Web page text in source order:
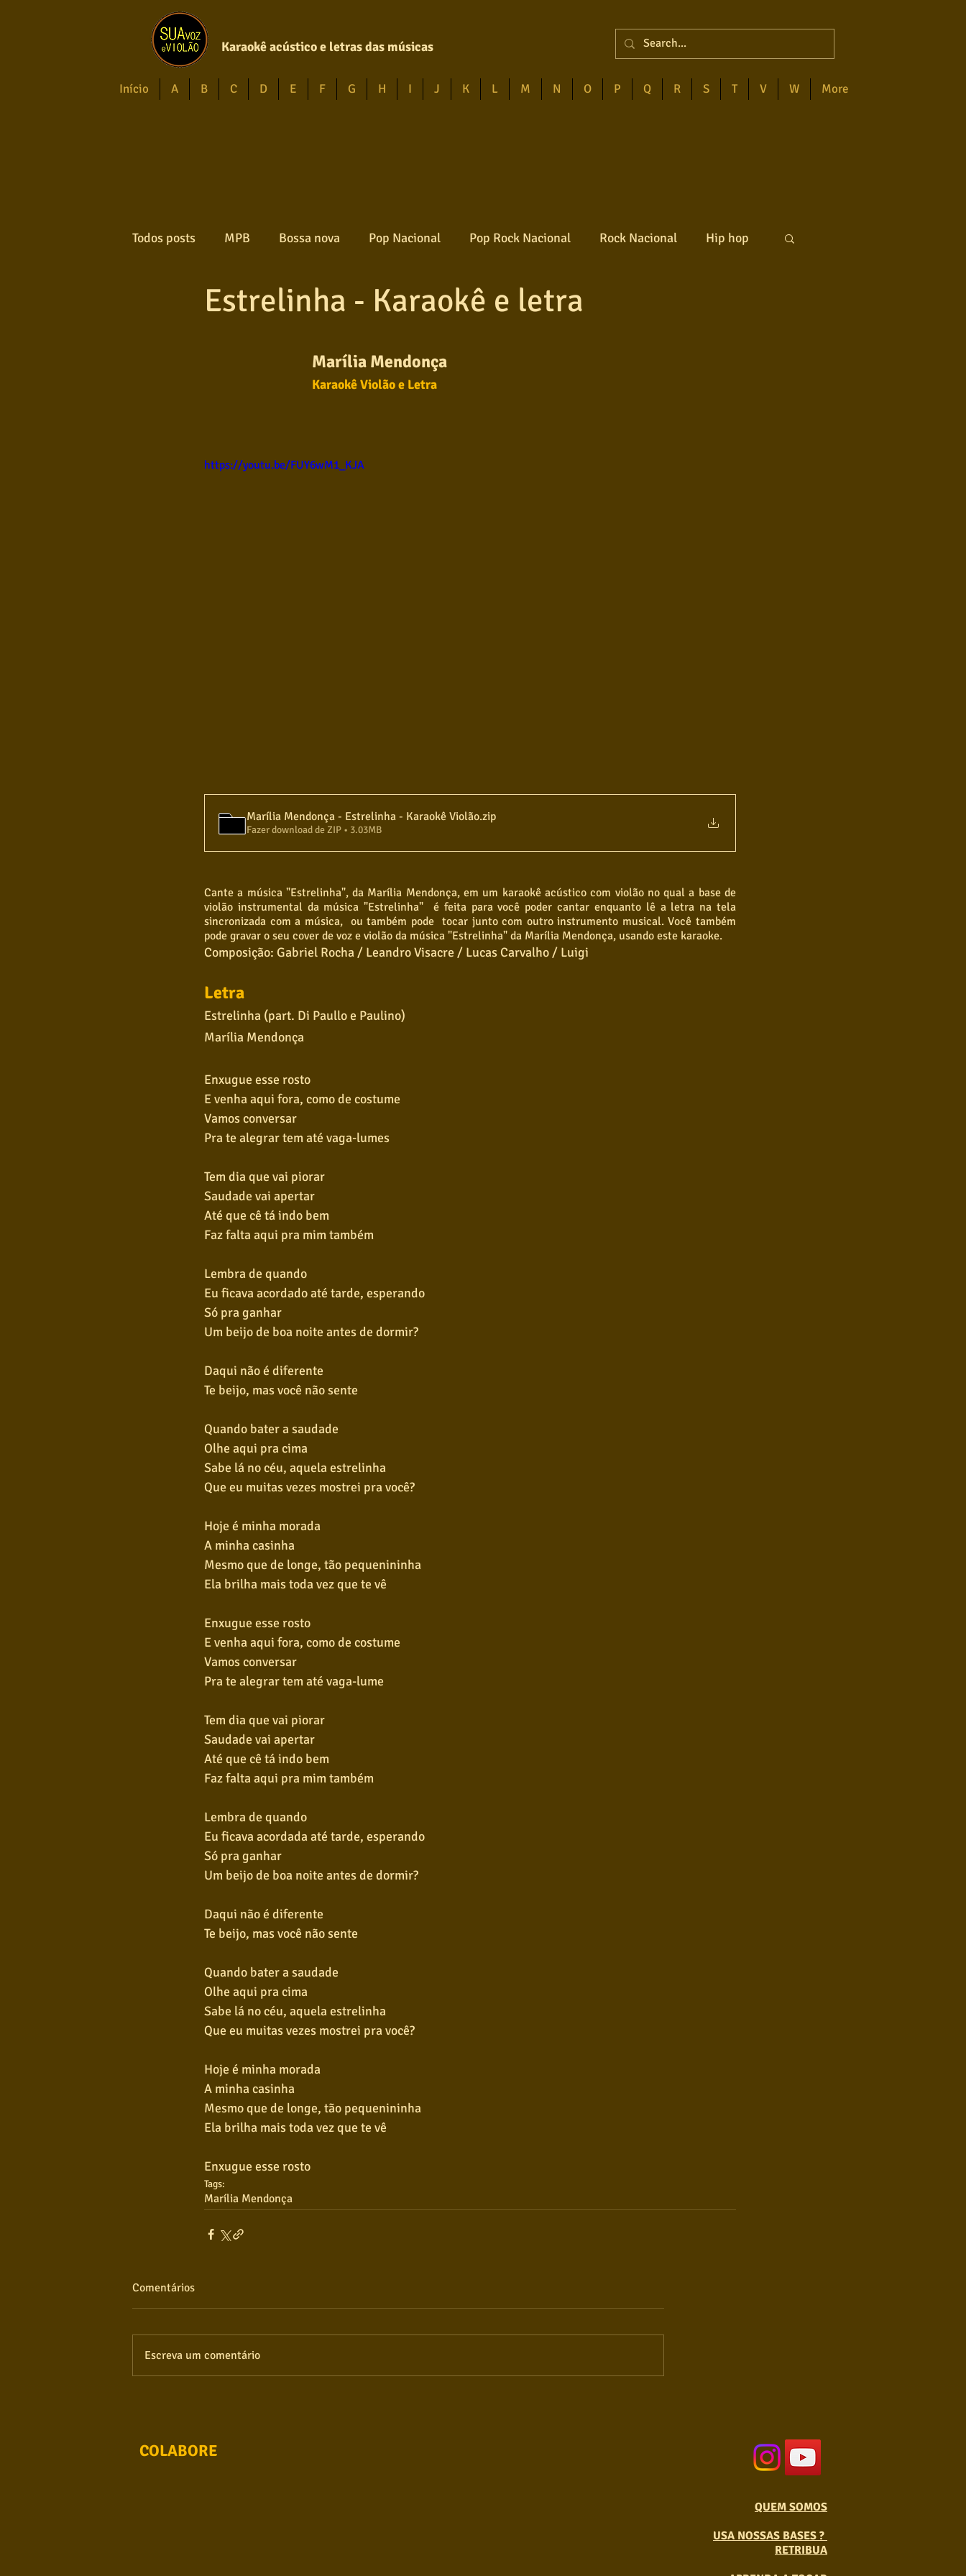
Karaokê acústico e letras das músicas
Início A B C D E F G H I J K L M N O P Q R S T V W More
Todos posts MPB Bossa nova Pop Nacional Pop Rock Nacional Rock Nacional Hip hop
Gospel Axé Reggae Jazz Jovem guarda Poesia
Soul Violão instumental
Pop Internacional
Estrelinha - Karaokê e letra
Marília Mendonça
Karaokê Violão e Letra
https://youtu.be/FUY6wM1_KJA
Marília Mendonça - Estrelinha - Karaokê Violão.zip
Fazer download de ZIP • 3.03MB
Cante a música "Estrelinha", da Marília Mendonça, em um karaokê acústico com violão no qual a base de
violão instrumental da música "Estrelinha"  é feita para você poder cantar enquanto lê a letra na tela
sincronizada com a música,  ou também pode  tocar junto com outro instrumento musical. Você também
pode gravar o seu cover de voz e violão da música "Estrelinha" da Marília Mendonça, usando este karaoke.
Composição: Gabriel Rocha / Leandro Visacre / Lucas Carvalho / Luigi
Letra
Estrelinha (part. Di Paullo e Paulino)
Marília Mendonça
Enxugue esse rosto
E venha aqui fora, como de costume
Vamos conversar
Pra te alegrar tem até vaga-lumes
Tem dia que vai piorar
Saudade vai apertar
Até que cê tá indo bem
Faz falta aqui pra mim também
Lembra de quando
Eu ficava acordado até tarde, esperando
Só pra ganhar
Um beijo de boa noite antes de dormir?
Daqui não é diferente
Te beijo, mas você não sente
Quando bater a saudade
Olhe aqui pra cima
Sabe lá no céu, aquela estrelinha
Que eu muitas vezes mostrei pra você?
Hoje é minha morada
A minha casinha
Mesmo que de longe, tão pequenininha
Ela brilha mais toda vez que te vê
Enxugue esse rosto
E venha aqui fora, como de costume
Vamos conversar
Pra te alegrar tem até vaga-lume
Tem dia que vai piorar
Saudade vai apertar
Até que cê tá indo bem
Faz falta aqui pra mim também
Lembra de quando
Eu ficava acordada até tarde, esperando
Só pra ganhar
Um beijo de boa noite antes de dormir?
Daqui não é diferente
Te beijo, mas você não sente
Quando bater a saudade
Olhe aqui pra cima
Sabe lá no céu, aquela estrelinha
Que eu muitas vezes mostrei pra você?
Hoje é minha morada
A minha casinha
Mesmo que de longe, tão pequenininha
Ela brilha mais toda vez que te vê
Enxugue esse rosto
Tags:
Marília Mendonça
Comentários
Escreva um comentário
COLABORE
QUEM SOMOS
USA NOSSAS BASES ?
RETRIBUA